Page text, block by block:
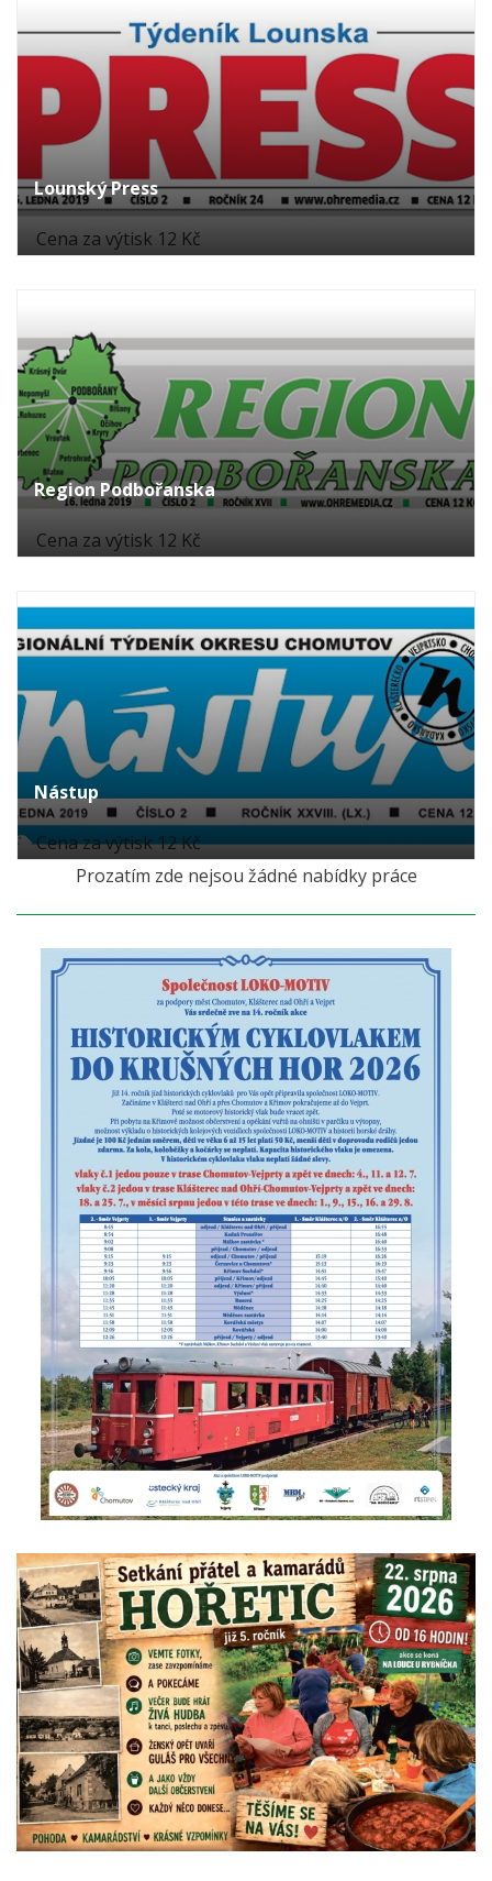
Lounský Press
Cena za výtisk 12 Kč
Region Podbořanska
Cena za výtisk 12 Kč
Nástup
Cena za výtisk 12 Kč
Prozatím zde nejsou žádné nabídky práce